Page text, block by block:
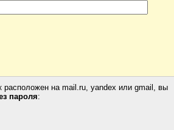
на mail.ru, yandex или gmail, вы
пароля: